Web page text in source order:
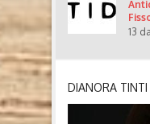
13
DIANORA TINTI